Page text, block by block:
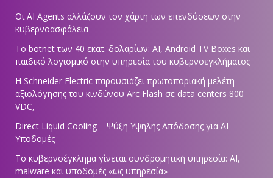
Οι AI Agents αλλάζουν τον χάρτη των επενδύσεων στην
κυβερνοασφάλεια
Το botnet των 40 εκατ. δολαρίων: AI, Android TV Boxes και
παιδικό λογισμικό στην υπηρεσία του κυβερνοεγκλήματος
Η Schneider Electric παρουσιάζει πρωτοποριακή μελέτη
αξιολόγησης του κινδύνου Arc Flash σε data centers 800
VDC,
Direct Liquid Cooling – Ψύξη Υψηλής Απόδοσης για AI
Υποδομές
Το κυβερνοέγκλημα γίνεται συνδρομητική υπηρεσία: AI,
malware και υποδομές «ως υπηρεσία»